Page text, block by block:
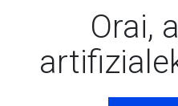
Orai,